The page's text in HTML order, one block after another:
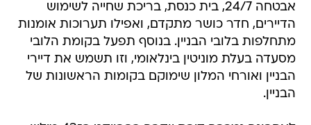
אבטחה 24/7, בית כנסת, בריכת שחייה לשימוש
הדיירים, חדר כושר מתקדם, ואפילו תערוכות אומנות
מתחלפות בלובי הבניין. בנוסף תפעל בקומת הלובי
מסעדה בעלת מוניטין בינלאומי, וזו תשמש את דיירי
הבניין ואורחי המלון שימוקם בקומות הראשונות של
הבניין.